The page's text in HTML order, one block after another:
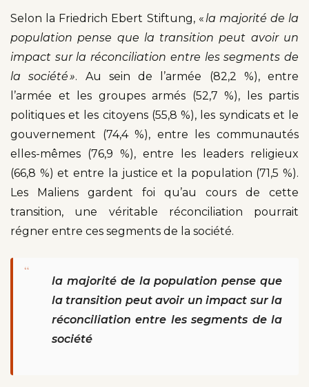
Selon la Friedrich Ebert Stiftung, «la majorité de la
population pense que la transition peut avoir un
impact sur la réconciliation entre les segments de
la société ». Au sein de l’armée (82,2 %), entre
l’armée et les groupes armés (52,7 %), les partis
politiques et les citoyens (55,8 %), les syndicats et le
gouvernement (74,4 %), entre les communautés
elles-mêmes (76,9 %), entre les leaders religieux
(66,8 %) et entre la justice et la population (71,5 %).
Les Maliens gardent foi qu’au cours de cette
transition, une véritable réconciliation pourrait
régner entre ces segments de la société.
“
la majorité de la population pense que
la transition peut avoir un impact sur la
réconciliation entre les segments de la
société